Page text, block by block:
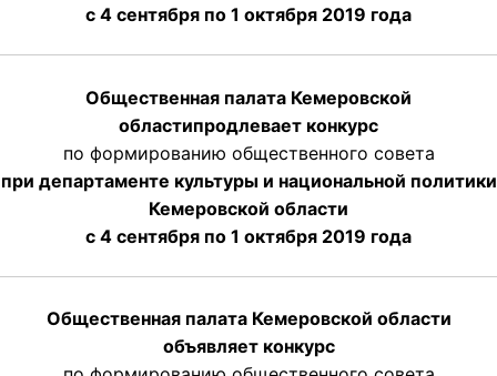
с 4 сентября по 1 октября 2019 года
Общественная палата Кемеровской
областипродлевает конкурс
по формированию общественного совета
при департаменте культуры и национальной политики
Кемеровской области
с 4 сентября по 1 октября 2019 года
Общественная палата Кемеровской области
объявляет конкурс